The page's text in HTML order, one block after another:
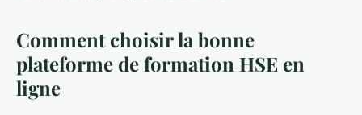
Comment choisir la bonne
plateforme de formation HSE en
ligne